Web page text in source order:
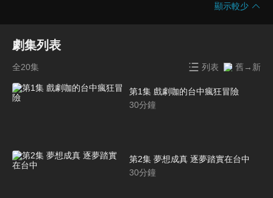
顯示較少
劇集列表
全20集 列表 舊→新
第1集 戲劇咖的台中瘋狂冒險
30分鐘
第2集 夢想成真 逐夢踏實在台中
30分鐘